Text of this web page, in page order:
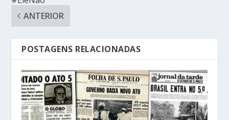
ANTERIOR
POSTAGENS RELACIONADAS